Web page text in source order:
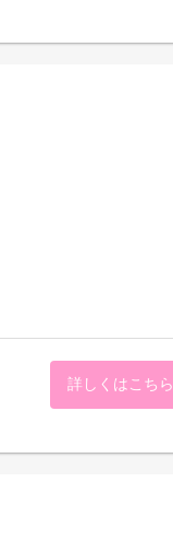
詳しくはこちら